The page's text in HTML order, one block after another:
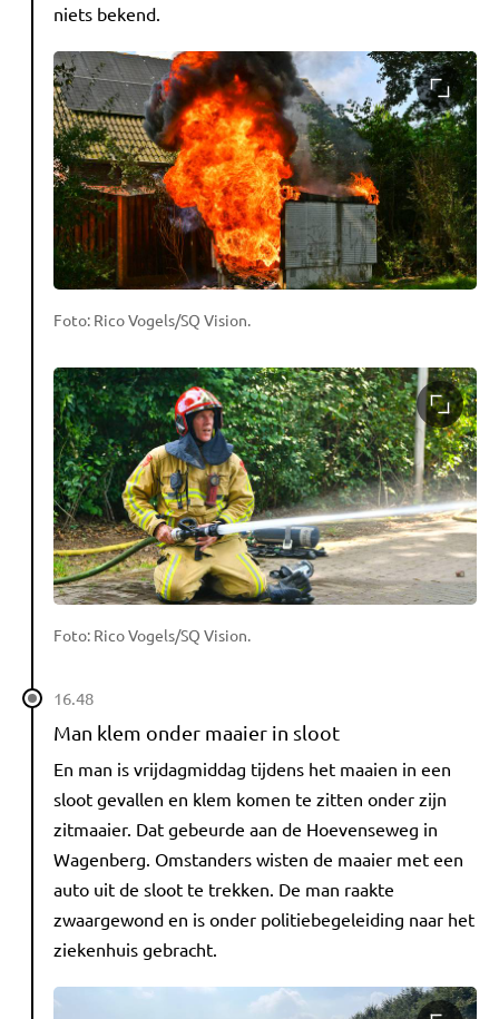
niets bekend.
Foto: Rico Vogels/SQ Vision.
Foto: Rico Vogels/SQ Vision.
16.48
Man klem onder maaier in sloot
En man is vrijdagmiddag tijdens het maaien in een
sloot gevallen en klem komen te zitten onder zijn
zitmaaier. Dat gebeurde aan de Hoevenseweg in
Wagenberg. Omstanders wisten de maaier met een
auto uit de sloot te trekken. De man raakte
zwaargewond en is onder politiebegeleiding naar het
ziekenhuis gebracht.